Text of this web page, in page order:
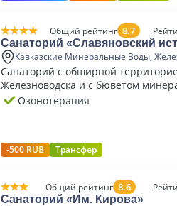
Общий рейтинг 8.7
Санаторий «Славяновский
Кавказские Минеральные Воды,
Санаторий с обширной
Железноводска и с бюветом
Ессентукского типа.
Озонотерапия
-500 RUB Трансфер
Общий рейтинг 8.6
Санаторий «Им. Кирова»